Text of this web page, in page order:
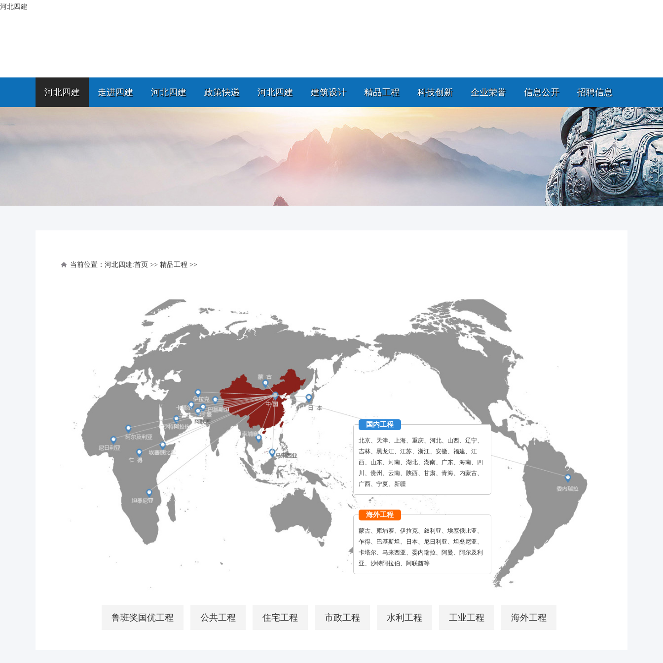
河北四建
河北四建 走进四建 河北四建 政策快递 河北四建 建筑设计 精品工程 科技创新 企业荣誉 信息公开 招聘信息
当前位置： 河北四建:首页 >> 精品工程 >>
国内工程
北京、天津、上海、重庆、河北、山西、辽宁、
吉林、黑龙江、江苏、浙江、安徽、福建、江
西、山东、河南、湖北、湖南、广东、海南、四
川、贵州、云南、陕西、甘肃、青海、内蒙古、
广西、宁夏、新疆
海外工程
蒙古、柬埔寨、伊拉克、叙利亚、埃塞俄比亚、
乍得、巴基斯坦、日本、尼日利亚、坦桑尼亚、
卡塔尔、马来西亚、委内瑞拉、阿曼、阿尔及利
亚、沙特阿拉伯、阿联酋等
鲁班奖国优工程 公共工程 住宅工程 市政工程 水利工程 工业工程 海外工程